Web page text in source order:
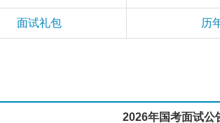
面试礼包 历
2026年国考面试公